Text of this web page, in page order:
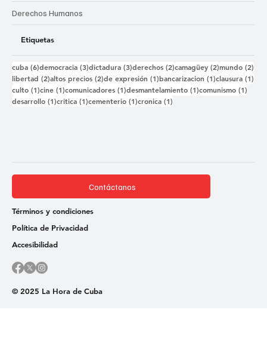
Derechos Humanos
Etiquetas
cuba (6)6 entradas
democracia (3)3 entradas
dictadura (3)3 entradas
derechos (2)2 entradas
camagüey (2)2 entradas
mundo (2)
libertad (2)2 entradas
altos precios (2)2 entradas
de expresión (1)1 entrada
bancarizacion (1)1 entrada
clausura (1)
culto (1)1 entrada
cine (1)1 entrada
comunicadores (1)1 entrada
desmantelamiento (1)1 entrada
comunismo (1)
desarrollo (1)1 entrada
critica (1)1 entrada
cementerio (1)1 entrada
cronica (1)
© 2025 La Hora de Cuba
Contáctanos
Términos y condiciones
Política de Privacidad
Accesibilidad